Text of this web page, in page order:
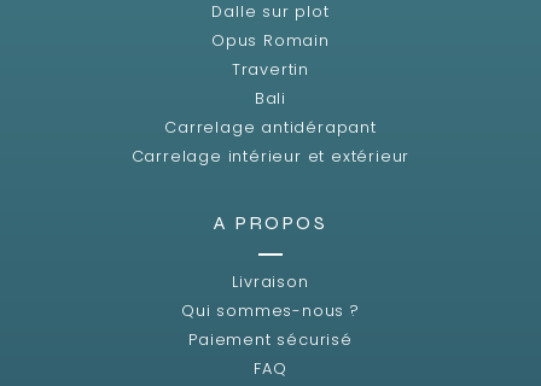
Dalle sur plot
Opus Romain
Travertin
Bali
Carrelage antidérapant
Carrelage intérieur et extérieur
A PROPOS
Livraison
Qui sommes-nous ?
Paiement sécurisé
FAQ